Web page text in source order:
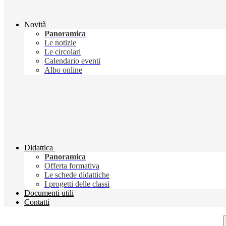
Novità
Panoramica
Le notizie
Le circolari
Calendario eventi
Albo online
Didattica
Panoramica
Offerta formativa
Le schede didattiche
I progetti delle classi
Documenti utili
Contatti